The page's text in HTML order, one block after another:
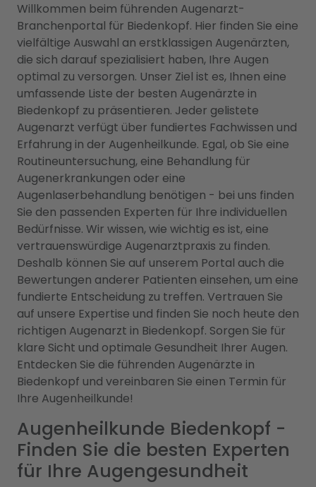
Willkommen beim führenden Augenarzt-
Branchenportal für Biedenkopf. Hier finden Sie eine
vielfältige Auswahl an erstklassigen Augenärzten,
die sich darauf spezialisiert haben, Ihre Augen
optimal zu versorgen. Unser Ziel ist es, Ihnen eine
umfassende Liste der besten Augenärzte in
Biedenkopf zu präsentieren. Jeder gelistete
Augenarzt verfügt über fundiertes Fachwissen und
Erfahrung in der Augenheilkunde. Egal, ob Sie eine
Routineuntersuchung, eine Behandlung für
Augenerkrankungen oder eine
Augenlaserbehandlung benötigen - bei uns finden
Sie den passenden Experten für Ihre individuellen
Bedürfnisse. Wir wissen, wie wichtig es ist, eine
vertrauenswürdige Augenarztpraxis zu finden.
Deshalb können Sie auf unserem Portal auch die
Bewertungen anderer Patienten einsehen, um eine
fundierte Entscheidung zu treffen. Vertrauen Sie
auf unsere Expertise und finden Sie noch heute den
richtigen Augenarzt in Biedenkopf. Sorgen Sie für
klare Sicht und optimale Gesundheit Ihrer Augen.
Entdecken Sie die führenden Augenärzte in
Biedenkopf und vereinbaren Sie einen Termin für
Ihre Augenheilkunde!
Augenheilkunde Biedenkopf -
Finden Sie die besten Experten
für Ihre Augengesundheit